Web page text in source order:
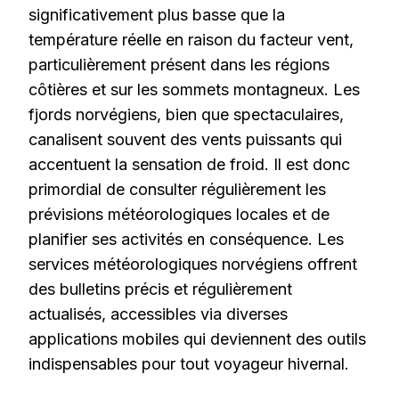
significativement plus basse que la
température réelle en raison du facteur vent,
particulièrement présent dans les régions
côtières et sur les sommets montagneux. Les
fjords norvégiens, bien que spectaculaires,
canalisent souvent des vents puissants qui
accentuent la sensation de froid. Il est donc
primordial de consulter régulièrement les
prévisions météorologiques locales et de
planifier ses activités en conséquence. Les
services météorologiques norvégiens offrent
des bulletins précis et régulièrement
actualisés, accessibles via diverses
applications mobiles qui deviennent des outils
indispensables pour tout voyageur hivernal.